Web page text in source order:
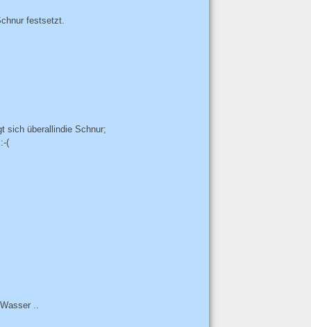
festsetzt.
sich überallindie Schnur;
(
..